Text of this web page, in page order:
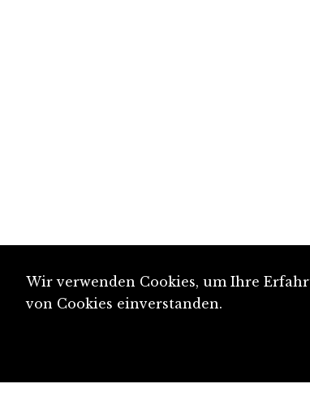
Wir verwenden Cookies, um Ihre
von Cookies einverstanden.